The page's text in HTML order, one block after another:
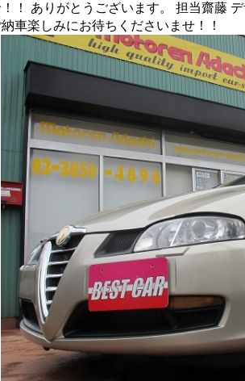
！ ありがとうございます。 担当齋藤
納車楽しみにお待ちくださいませ！！